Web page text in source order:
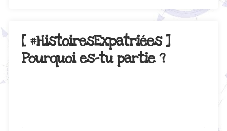
[ #HistoiresExpatriées ]
Pourquoi es-tu partie ?